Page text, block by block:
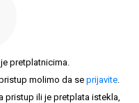
pretplatnicima.
molimo da se prijavite.
pristup ili je pretplata istekla,